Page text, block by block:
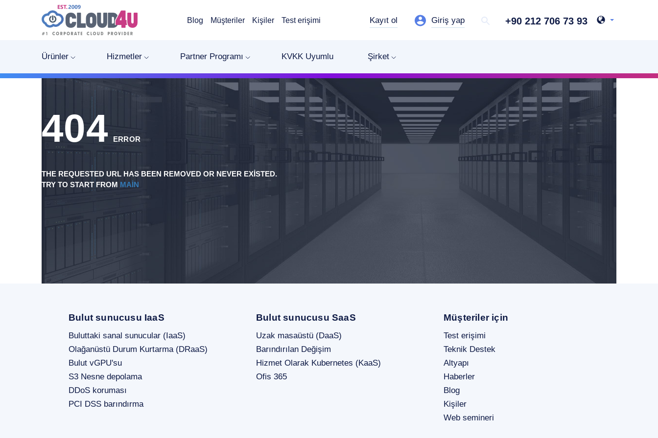
Blog Müşteriler Kişiler Test erişimi Kayıt ol Giriş yap +90 212 706 73 93
Ürünler Hizmetler Partner Programı KVKK Uyumlu Şirket
404 ERROR
THE REQUESTED URL HAS BEEN REMOVED OR NEVER EXISTED.
TRY TO START FROM MAIN
Bulut sunucusu IaaS
Buluttaki sanal sunucular (IaaS)
Olağanüstü Durum Kurtarma (DRaaS)
Bulut vGPU'su
S3 Nesne depolama
DDoS koruması
PCI DSS barındırma
Bulut sunucusu SaaS
Uzak masaüstü (DaaS)
Barındırılan Değişim
Hizmet Olarak Kubernetes (KaaS)
Ofis 365
Müşteriler için
Test erişimi
Teknik Destek
Altyapı
Haberler
Blog
Kişiler
Web semineri